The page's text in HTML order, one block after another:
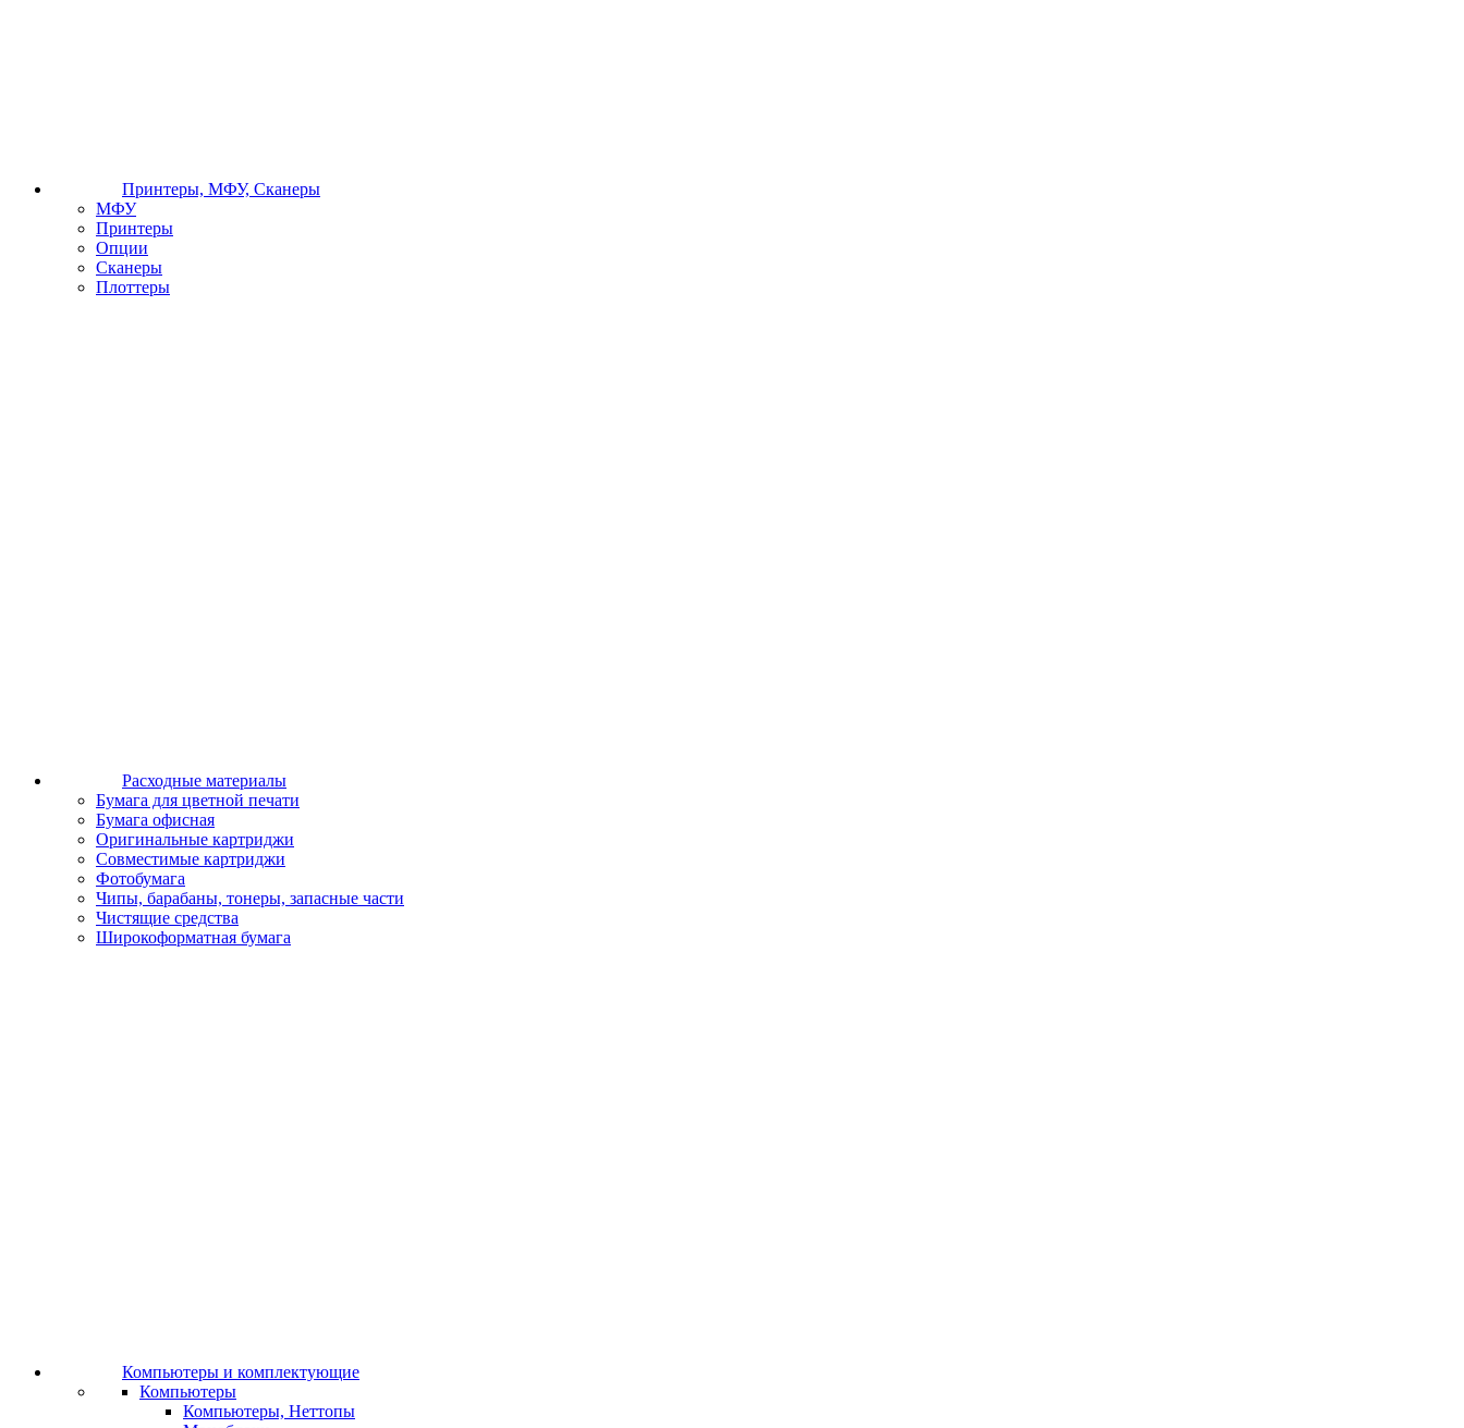
Принтеры, МФУ, Сканеры
МФУ
Принтеры
Опции
Сканеры
Плоттеры
Расходные материалы
Бумага для цветной печати
Бумага офисная
Оригинальные картриджи
Совместимые картриджи
Фотобумага
Чипы, барабаны, тонеры, запасные части
Чистящие средства
Широкоформатная бумага
Компьютеры и комплектующие
Компьютеры
Компьютеры, Неттопы